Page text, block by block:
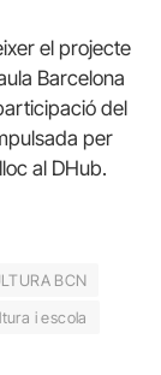
el projecte
Barcelona
del
per
al DHub.
BCN
i escola